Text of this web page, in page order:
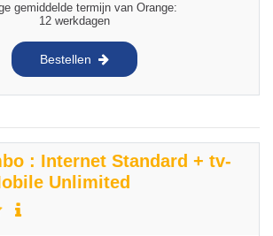
gemiddelde termijn van Orange:
12 werkdagen
Bestellen
: Internet Standard + tv-
Unlimited